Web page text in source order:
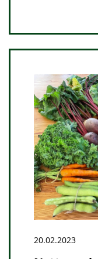
20.02.2023